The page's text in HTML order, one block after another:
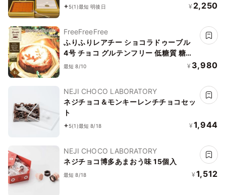
5(1)最短 明後日 ¥ 2,250
FreeFreeFree
ふりふりレアチー ショコラドゥーブル
4号 チョコ グルテンフリー 低糖質 糖質
制限 スイーツ チーズケーキ お菓子 乳製
糖質オフ バレンタイン
最短 8/10 ¥ 3,980
NEJI CHOCO LABORATORY
ネジチョコ＆モンキーレンチチョコセッ
ト
5(1)最短 8/18 ¥ 1,944
NEJI CHOCO LABORATORY
ネジチョコ博多あまおう味 15個入
最短 8/18 ¥ 1,512